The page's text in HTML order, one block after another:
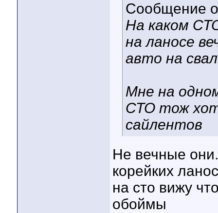
Сообщение
На каком
на ланосе
авто на
Мне на
СТО тож
сайлентов
Не вечные
корейких
на сто вижу
обоймы